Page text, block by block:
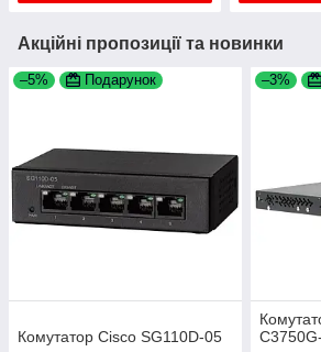
Акційні пропозиції та новинки
–5% Подарунок
Комутатор Cisco SG110D-05
–3%